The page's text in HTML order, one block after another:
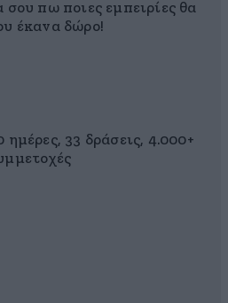
σου πω ποιες εμπειρίες θα
έκανα δώρο!
ημέρες, 33 δράσεις, 4.000+